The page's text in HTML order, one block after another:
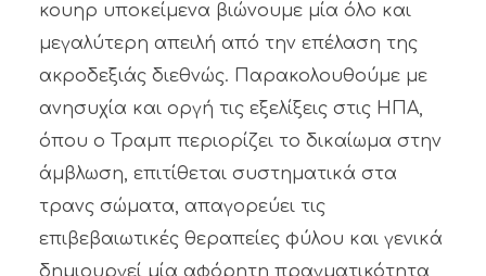
κουηρ υποκείμενα βιώνουμε μία όλο και
μεγαλύτερη απειλή από την επέλαση της
ακροδεξιάς διεθνώς. Παρακολουθούμε με
ανησυχία και οργή τις εξελίξεις στις ΗΠΑ,
όπου ο Τραμπ περιορίζει το δικαίωμα στην
άμβλωση, επιτίθεται συστηματικά στα
τρανς σώματα, απαγορεύει τις
επιβεβαιωτικές θεραπείες φύλου και γενικά
δημιουργεί μία αφόρητη πραγματικότητα